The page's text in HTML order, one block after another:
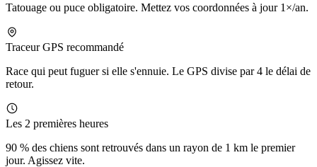
Tatouage ou puce obligatoire. Mettez vos coordonnées à jour 1×/an.
Traceur GPS recommandé
Race qui peut fuguer si elle s'ennuie. Le GPS divise par 4 le délai de
retour.
Les 2 premières heures
90 % des chiens sont retrouvés dans un rayon de 1 km le premier
jour. Agissez vite.